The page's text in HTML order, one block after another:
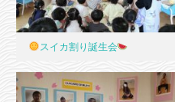
スイカ割り誕生会